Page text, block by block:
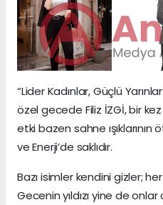
“Lider Kadınlar, Güçlü
özel gecede Filiz İZGİ, bir
etki bazen sahne ışıklarının
ve Enerji’de saklıdır.
Bazı isimler kendini gizler;
Gecenin yıldızı yine de